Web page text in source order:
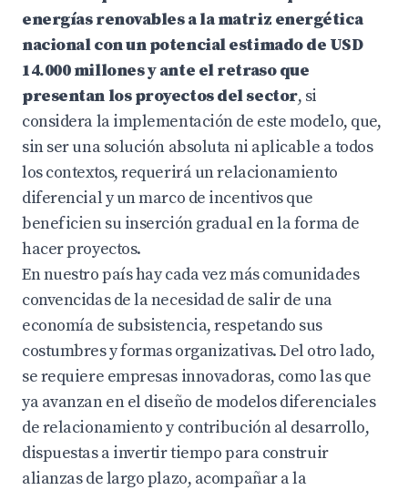
energías renovables a la matriz energética
nacional con un potencial estimado de USD
14.000 millones y ante el retraso que
presentan los proyectos del sector, si
considera la implementación de este modelo, que,
sin ser una solución absoluta ni aplicable a todos
los contextos, requerirá un relacionamiento
diferencial y un marco de incentivos que
beneficien su inserción gradual en la forma de
hacer proyectos.
En nuestro país hay cada vez más comunidades
convencidas de la necesidad de salir de una
economía de subsistencia, respetando sus
costumbres y formas organizativas. Del otro lado,
se requiere empresas innovadoras, como las que
ya avanzan en el diseño de modelos diferenciales
de relacionamiento y contribución al desarrollo,
dispuestas a invertir tiempo para construir
alianzas de largo plazo, acompañar a la